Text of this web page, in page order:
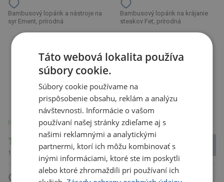
Bambusový lopárik a nástroje na
syr Ement, prírodná
U partnera 1613 ks
13.34 €
16.41 € s DPH
Bambusový lopárik na krájanie
steakov Fet, prírodná
Nie je skladom
39.07 €
Táto webová lokalita používa
súbory cookie.
Súbory cookie používame na
prispôsobenie obsahu, reklám a analýzu
návštevnosti. Informácie o vašom
používaní našej stránky zdieľame aj s
našimi reklamnými a analytickými
partnermi, ktorí ich môžu kombinovať s
inými informáciami, ktoré ste im poskytli
alebo ktoré zhromaždili pri používaní ich